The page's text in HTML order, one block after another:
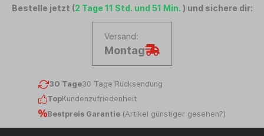
Bestelle jetzt (2 Tage 11 Std. und 51 Min. ) und sichere dir:
Versand:
Montag
30 Tage30 Tage Rücksendung
TopKundenzufriedenheit
Bestpreis Garantie (Artikel günstiger gesehen?)